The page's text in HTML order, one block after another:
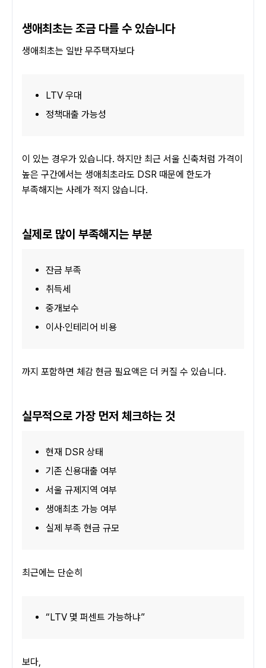
생애최초는 조금 다를 수 있습니다
생애최초는 일반 무주택자보다
LTV 우대
정책대출 가능성
이 있는 경우가 있습니다. 하지만 최근 서울 신축처럼 가격이
높은 구간에서는 생애최초라도 DSR 때문에 한도가
부족해지는 사례가 적지 않습니다.
실제로 많이 부족해지는 부분
잔금 부족
취득세
중개보수
이사·인테리어 비용
까지 포함하면 체감 현금 필요액은 더 커질 수 있습니다.
실무적으로 가장 먼저 체크하는 것
현재 DSR 상태
기존 신용대출 여부
서울 규제지역 여부
생애최초 가능 여부
실제 부족 현금 규모
최근에는 단순히
“LTV 몇 퍼센트 가능하냐”
보다,